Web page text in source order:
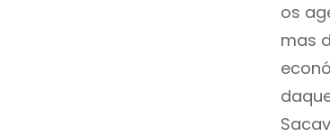
os
mas